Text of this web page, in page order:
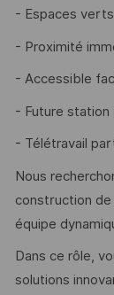
- Espaces
- Proximité
- Accessible
- Future station
- Télétravail
Nous
construction de
équipe
Dans ce rôle,
solutions